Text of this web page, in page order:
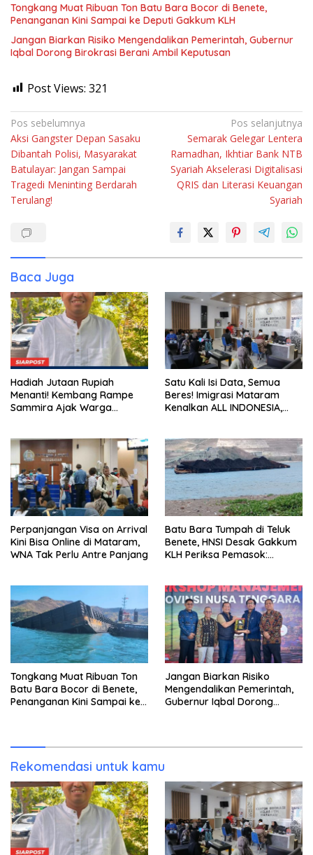
Tongkang Muat Ribuan Ton Batu Bara Bocor di Benete,
Penanganan Kini Sampai ke Deputi Gakkum KLH
Jangan Biarkan Risiko Mengendalikan Pemerintah, Gubernur
Iqbal Dorong Birokrasi Berani Ambil Keputusan
Post Views: 321
Navigasi
pos
Pos sebelumnya
Aksi Gangster Depan Sasaku
Dibantah Polisi, Masyarakat
Batulayar: Jangan Sampai
Tragedi Meninting Berdarah
Terulang!
Pos selanjutnya
Semarak Gelegar Lentera
Ramadhan, Ikhtiar Bank NTB
Syariah Akselerasi Digitalisasi
QRIS dan Literasi Keuangan
Syariah
Baca Juga
Hadiah Jutaan Rupiah
Menanti! Kembang Rampe
Sammira Ajak Warga
Satu Kali Isi Data, Semua
Beres! Imigrasi Mataram
Kenalkan ALL INDONESIA,
Internasional
Perpanjangan Visa on Arrival
Kini Bisa Online di Mataram,
WNA Tak Perlu Antre Panjang
Batu Bara Tumpah di Teluk
Benete, HNSI Desak Gakkum
KLH Periksa Pemasok:
Tongkang Muat Ribuan Ton
Batu Bara Bocor di Benete,
Penanganan Kini Sampai ke
Jangan Biarkan Risiko
Mengendalikan Pemerintah,
Gubernur Iqbal Dorong
Rekomendasi untuk kamu